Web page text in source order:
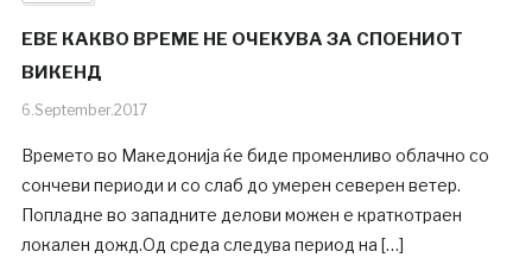
ЕВЕ КАКВО ВРЕМЕ НЕ ОЧЕКУВА ЗА СПОЕНИОТ
ВИКЕНД
6.September.2017
Времето во Македонија ќе биде променливо облачно со
сончеви периоди и со слаб до умерен северен ветер.
Попладне во западните делови можен е краткотраен
локален дожд.Од среда следува период на […]